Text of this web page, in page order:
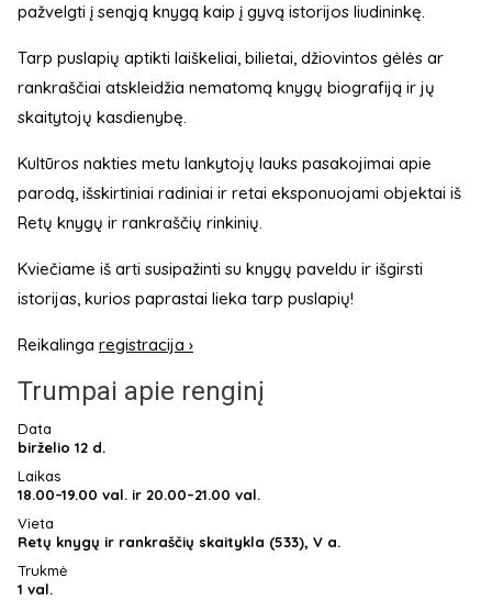
pažvelgti į senąją knygą kaip į gyvą istorijos liudininkę.
Tarp puslapių aptikti laiškeliai, bilietai, džiovintos gėlės ar
rankraščiai atskleidžia nematomą knygų biografiją ir jų
skaitytojų kasdienybę.
Kultūros nakties metu lankytojų lauks pasakojimai apie
parodą, išskirtiniai radiniai ir retai eksponuojami objektai iš
Retų knygų ir rankraščių rinkinių.
Kviečiame iš arti susipažinti su knygų paveldu ir išgirsti
istorijas, kurios paprastai lieka tarp puslapių!
Reikalinga registracija ›
Trumpai apie renginį
Data
birželio 12 d.
Laikas
18.00–19.00 val. ir 20.00–21.00 val.
Vieta
Retų knygų ir rankraščių skaitykla (533), V a.
Trukmė
1 val.